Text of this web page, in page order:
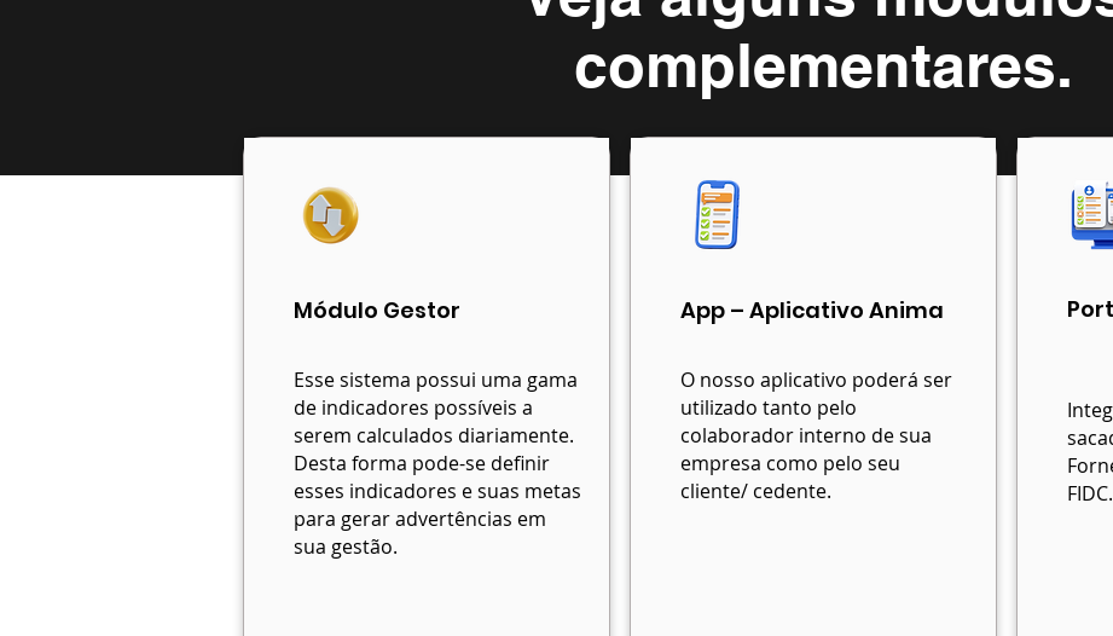
complementares.
Módulo Gestor
Esse sistema possui uma gama
de indicadores possíveis a
serem calculados diariamente.
Desta forma pode-se definir
esses indicadores e suas metas
para gerar advertências em
sua gestão.
App – Aplicativo Anima
O nosso aplicativo poderá ser
utilizado tanto pelo
colaborador interno de sua
empresa como pelo seu
cliente/ cedente.
FIDC.